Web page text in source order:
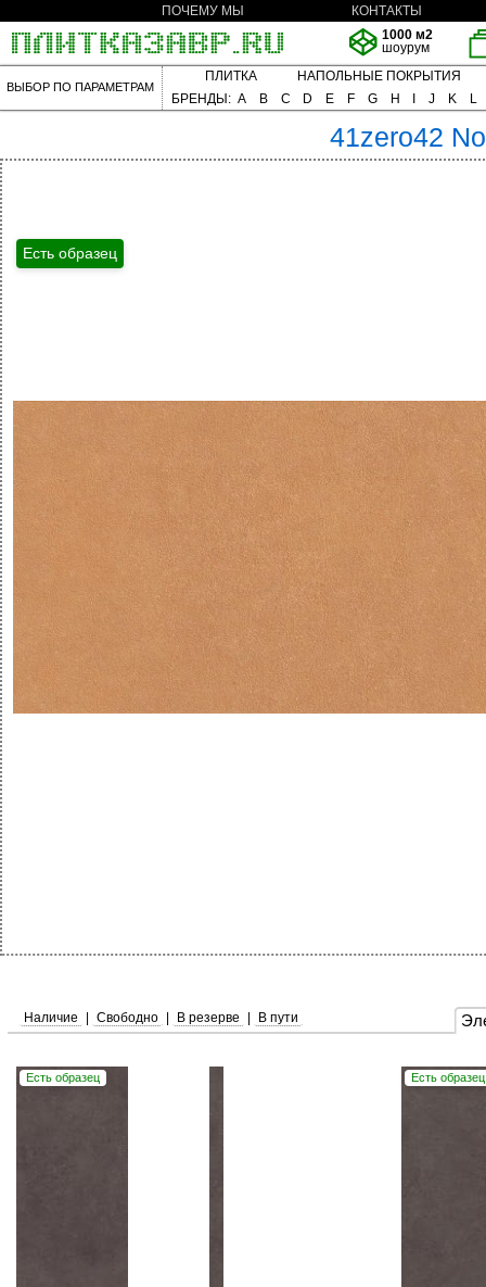
ПОЧЕМУ МЫ
КОНТАКТЫ
1000 м2
шоурум
ВЫБОР ПО ПАРАМЕТРАМ
ПЛИТКА
НАПОЛЬНЫЕ ПОКРЫТИЯ
БРЕНДЫ: A B C D E F G H J K L
41zero42
Есть образец
Наличие Свободно В резерве В пути
Есть образец Есть образец